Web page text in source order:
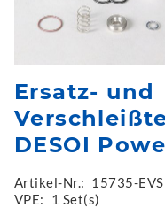
Ersatz- und
DESOI
Artikel-Nr.: 15735-EVS
VPE:
1 Set(s)